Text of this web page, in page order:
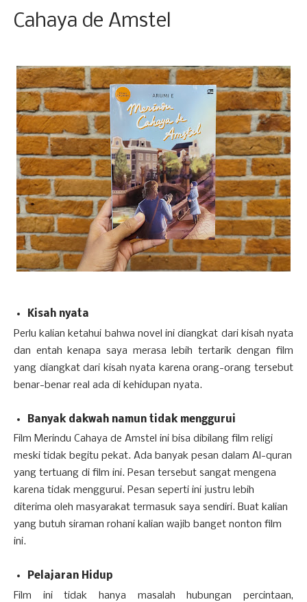
Cahaya de Amstel
Kisah nyata
Perlu kalian ketahui bahwa novel ini diangkat dari kisah nyata
dan entah kenapa saya merasa lebih tertarik dengan film
yang diangkat dari kisah nyata karena orang-orang tersebut
benar-benar real ada di kehidupan nyata.
Banyak dakwah namun tidak menggurui
Film Merindu Cahaya de Amstel ini bisa dibilang film religi
meski tidak begitu pekat. Ada banyak pesan dalam Al-quran
yang tertuang di film ini. Pesan tersebut sangat mengena
karena tidak menggurui. Pesan seperti ini justru lebih
diterima oleh masyarakat termasuk saya sendiri. Buat kalian
yang butuh siraman rohani kalian wajib banget nonton film
ini.
Pelajaran Hidup
Film ini tidak hanya masalah hubungan percintaan,